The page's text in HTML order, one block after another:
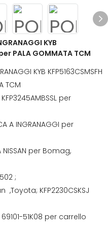
KYB
PALA GOMMATA TCM
KYB KFP5163CSMSFH
TCM
per
A INGRANAGGI per
NISSAN per Bomag,
;
,Toyota; KFP2230CSKSJ
69101-51K08 per carrello